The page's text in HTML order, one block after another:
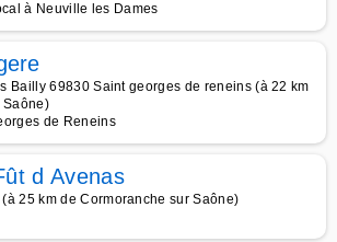
à Neuville les Dames
Bailly 69830 Saint georges de reneins (à 22 km
Saône)
de Reneins
d Avenas
(à 25 km de Cormoranche sur Saône)